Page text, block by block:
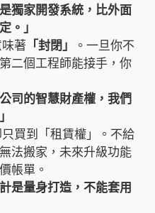
理 房東免煩惱
獨家開發系統，比外面
。」
著 「封閉」
。一旦你不
二個工程師能接手，你
司的智慧財產權，我們
買到「租賃權」。不給
法搬家，未來升級功能
帳單。
是量身打造，不能套用